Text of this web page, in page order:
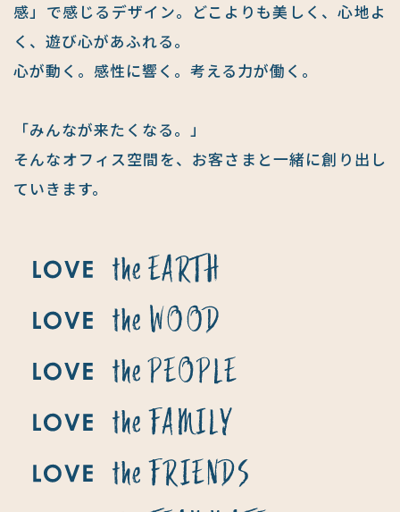
感」で感じるデザイン。どこよりも美しく、心地よ
く、遊び心があふれる。
心が動く。感性に響く。考える力が働く。
「みんなが来たくなる。」
そんなオフィス空間を、お客さまと一緒に創り出し
ていきます。